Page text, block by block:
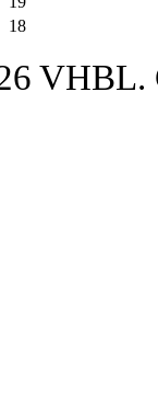
18
VHBL.